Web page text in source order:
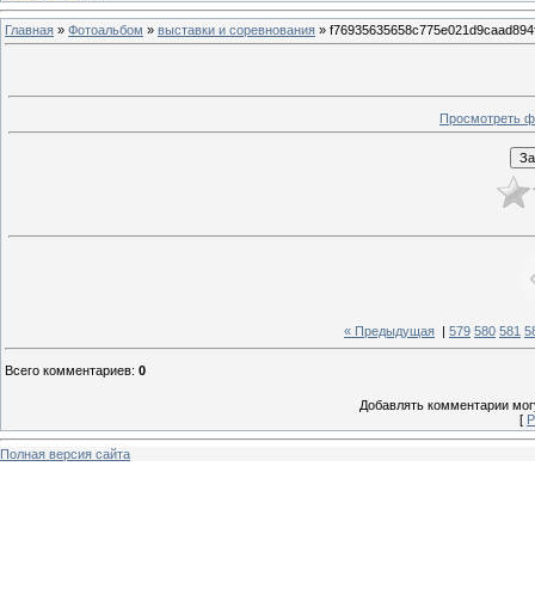
Главная » Фотоальбом » выставки и соревнования »
Просмотреть
« Предыдущая | 579 580 581
Всего комментариев: 0
Добавлять комментарии
[
Полная версия сайта